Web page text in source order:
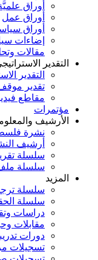
أوراق
أوراق عمل
أوراق
إضاءات
مقالات
التقدير
التقدير
تقدير
مقاطع
مؤتمرات
الأرشيف
نشرة
أرشيف
سلسلة
سلسلة
المزيد
سلسلة
سلسلة
دراسات
مقابلات
دورات
تسجيلات